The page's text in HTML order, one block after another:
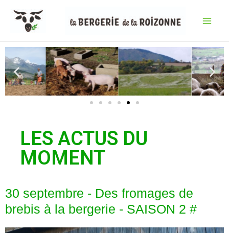
LES ACTUS DU
MOMENT
30 septembre - Des fromages de
brebis à la bergerie - SAISON 2 #